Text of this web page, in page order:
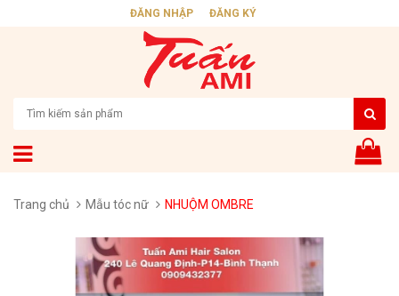
ĐĂNG NHẬP ĐĂNG KÝ
Trang chủ Mẫu tóc nữ NHUỘM OMBRE